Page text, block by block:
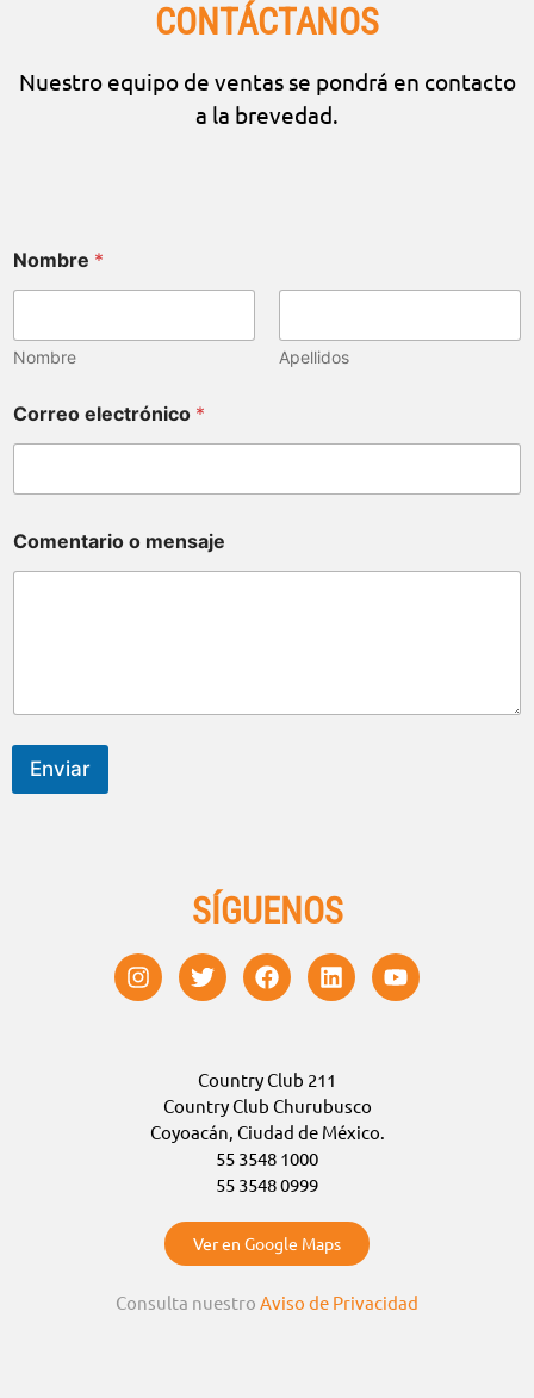
CONTÁCTANOS
Nuestro equipo de ventas se pondrá en contacto
a la brevedad.
SÍGUENOS
Country Club 211
Country Club Churubusco
Coyoacán, Ciudad de México.
55 3548 1000
55 3548 0999
Ver en Google Maps
Consulta nuestro Aviso de Privacidad
Nombre *
Nombre Apellidos
Correo electrónico *
Comentario o mensaje
Enviar